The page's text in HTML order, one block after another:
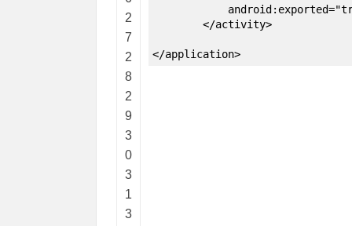
2
7
2
8
2
9
3
0
3
1
3
</activity>
</application>